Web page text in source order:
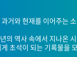
보는 연구 역사
연
거와 현재를 이어주는
의 역사 속에서 지나온
초석이 되는 기록물을